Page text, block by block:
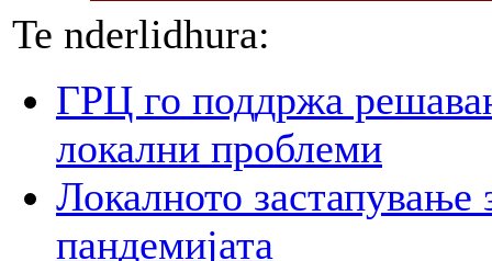
Te nderlidhura:
ГРЦ го поддржа
локални проблеми
Локалното застапување
пандемијата